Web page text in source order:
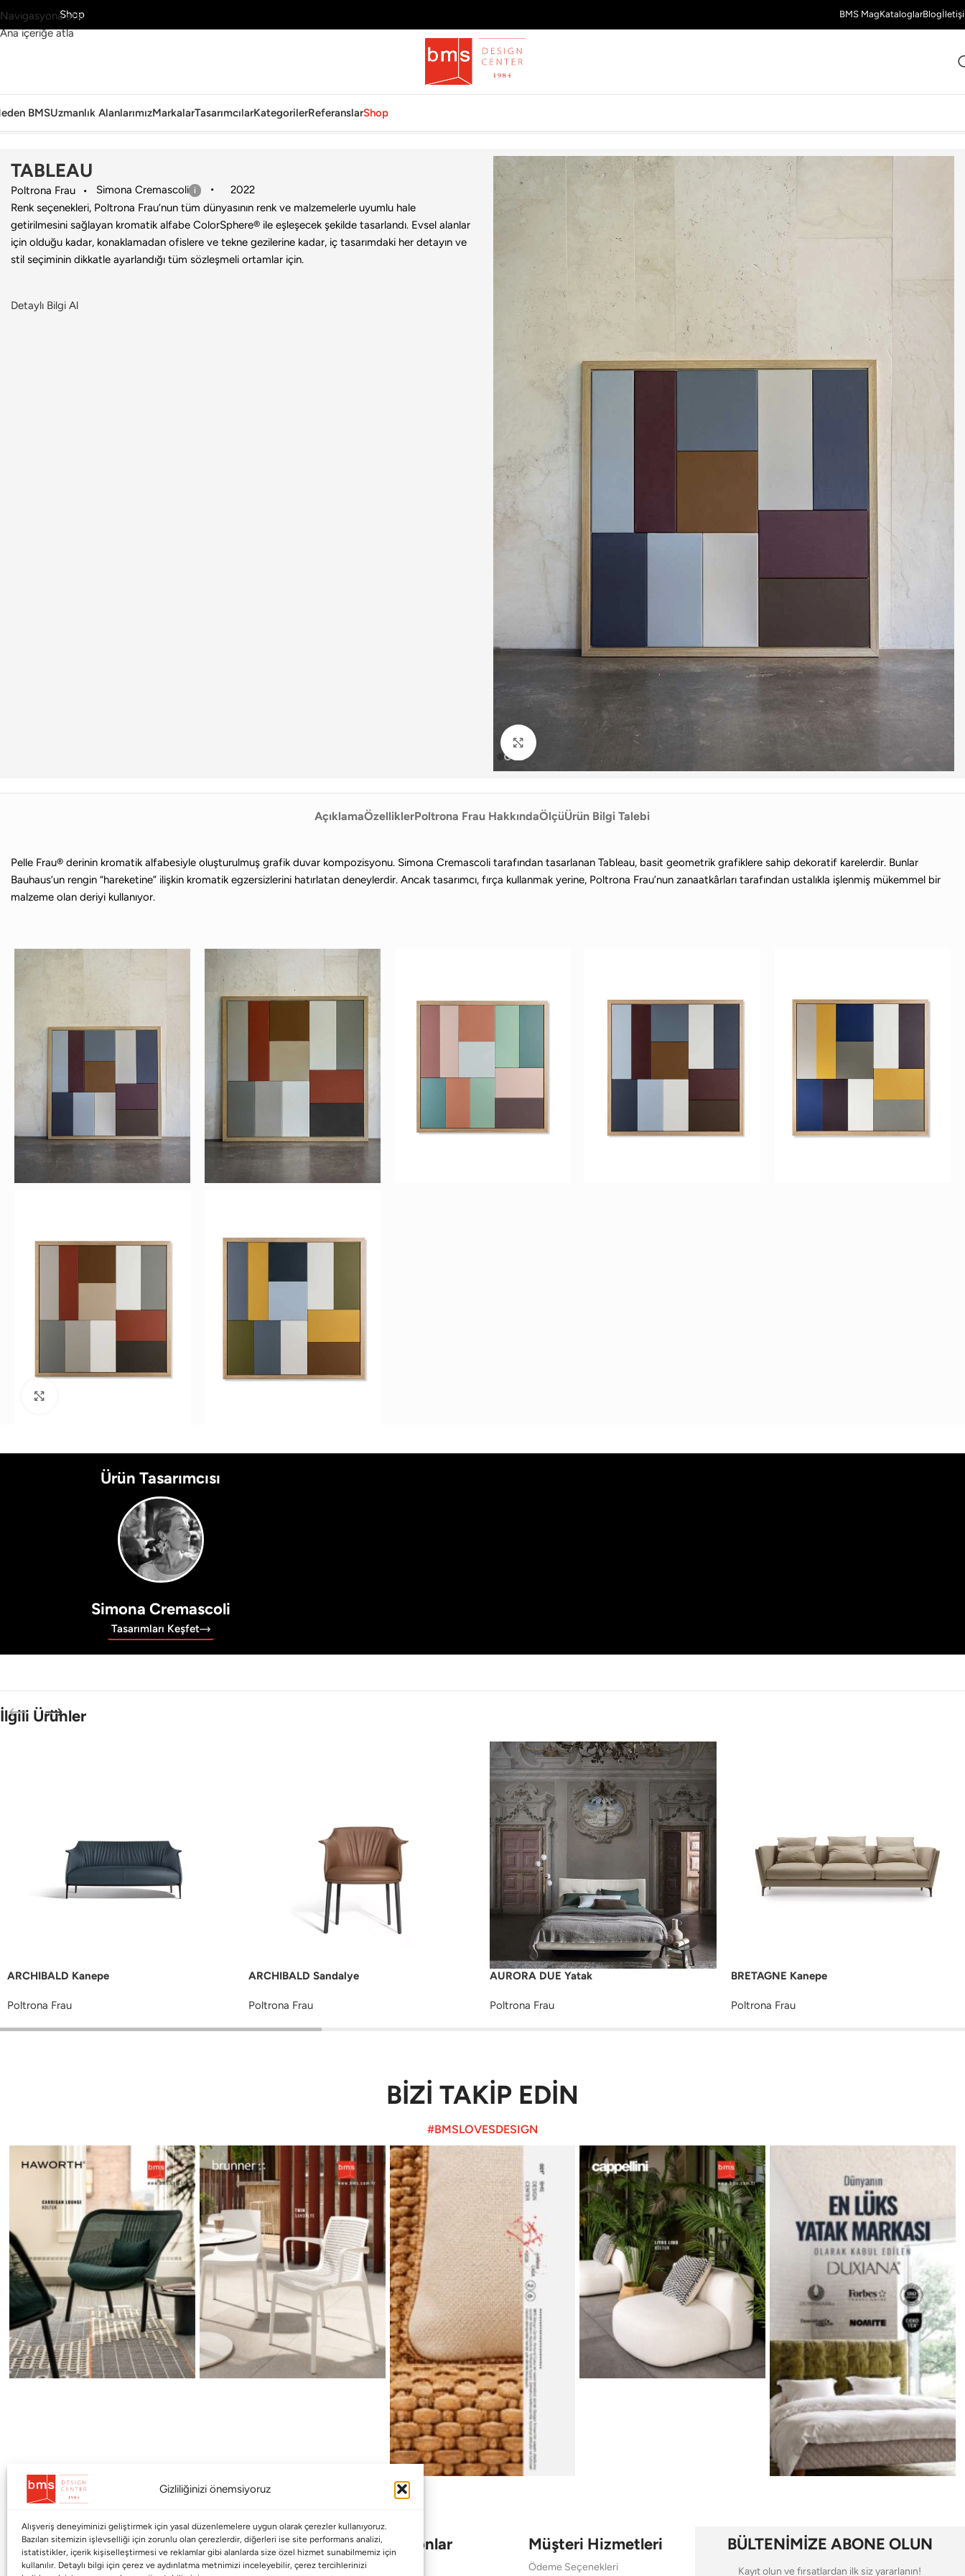
Gizliliğinizi önemsiyoruz
Alışveriş deneyiminizi geliştirmek için yasal düzenlemelere uygun olarak çerezler kullanıyoruz.
Bazıları sitemizin işlevselliği için zorunlu olan çerezlerdir, diğerleri ise site performans analizi,
istatistikler, içerik kişiselleştirmesi ve reklamlar gibi alanlarda size özel hizmet sunabilmemiz için
kullanılır. Detaylı bilgi için çerez ve aydınlatma metnimizi inceleyebilir, çerez tercihlerinizi
Navigasyona atla
Ana içeriğe atla
KeşfetShop BMS MagKataloglarBlog
BMSUzmanlık AlanlarımızMarkalarTasarımcılarKategorilerReferanslarShop
Ana Sayfa›Aksesuar›Çerçeve›Poltrona Frau›TABLEAU
TABLEAU
Poltrona Frau Simona Cremascoli
2022
Renk seçenekleri, Poltrona Frau’nun tüm dünyasının renk ve malzemelerle uyumlu hale
getirilmesini sağlayan kromatik alfabe ColorSphere® ile eşleşecek şekilde tasarlandı. Evsel alanlar
için olduğu kadar, konaklamadan ofislere ve tekne gezilerine kadar, iç tasarımdaki her detayın ve
stil seçiminin dikkatle ayarlandığı tüm sözleşmeli ortamlar için.
Detaylı Bilgi Al
AçıklamaÖzelliklerPoltrona Frau HakkındaÖlçüÜrün Bilgi Talebi
Pelle Frau® derinin kromatik alfabesiyle oluşturulmuş grafik duvar kompozisyonu. Simona Cremascoli tarafından tasarlanan Tableau, basit geometrik grafiklere sahip dekoratif karelerdir. Bunlar
Bauhaus’un rengin “hareketine” ilişkin kromatik egzersizlerini hatırlatan deneylerdir. Ancak tasarımcı, fırça kullanmak yerine, Poltrona Frau’nun zanaatkârları tarafından ustalıkla işlenmiş mükemmel bir
malzeme olan deriyi kullanıyor.
Ürün Tasarımcısı
Simona Cremascoli
Tasarımları Keşfet
İlgili Ürünler
ARCHIBALD Kanepe
Poltrona Frau
ARCHIBALD Sandalye
Poltrona Frau
AURORA DUE Yatak
Poltrona Frau
BRETAGNE Kanepe
Poltrona Frau
BİZİ TAKİP EDİN
#BMSLOVESDESIGN
Kurumsal
Shop
Markalar
Haworth
Koleksiyonlar
Babalar Günü
Müşteri Hizmetleri
Ödeme Seçenekleri
BÜLTENİMİZE ABONE OLUN
Kayıt olun ve fırsatlardan ilk siz yararlanın!